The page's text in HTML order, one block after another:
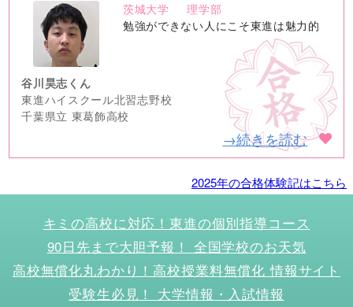
no
image
茨城大学
理学部
勉強ができない人にこそ東進は魅力的
谷川昊志くん
東進ハイスクール北習志野校
千葉県立 東葛飾高校
→続きを読む
2025年の合格体験記はこちら
キミの高校に対応！東進の個別指導コース
90日先まで大胆予報！ 全国学校のお天気
高校無償化丸わかり！高校授業料無償化 情報サイト
受験生必見！ 大学情報・入試情報